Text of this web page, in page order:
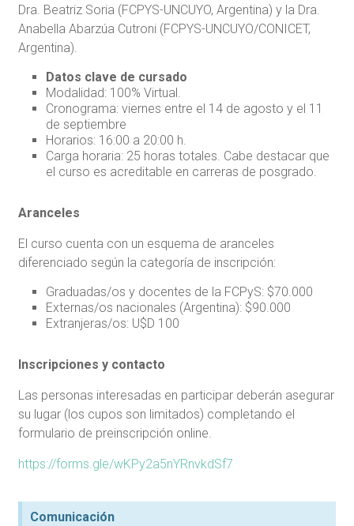
Dra. Beatriz Soria (FCPYS-UNCUYO, Argentina) y la Dra.
Anabella Abarzúa Cutroni (FCPYS-UNCUYO/CONICET,
Argentina).
Datos clave de cursado
Modalidad: 100% Virtual.
Cronograma: viernes entre el 14 de agosto y el 11
de septiembre
Horarios: 16:00 a 20:00 h.
Carga horaria: 25 horas totales. Cabe destacar que
el curso es acreditable en carreras de posgrado.
Aranceles
El curso cuenta con un esquema de aranceles
diferenciado según la categoría de inscripción:
Graduadas/os y docentes de la FCPyS: $70.000
Externas/os nacionales (Argentina): $90.000
Extranjeras/os: U$D 100
Inscripciones y contacto
Las personas interesadas en participar deberán asegurar
su lugar (los cupos son limitados) completando el
formulario de preinscripción online.
https://forms.gle/wKPy2a5nYRnvkdSf7
Comunicación